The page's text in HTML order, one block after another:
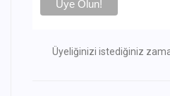
Üyeliğinizi istediğiniz